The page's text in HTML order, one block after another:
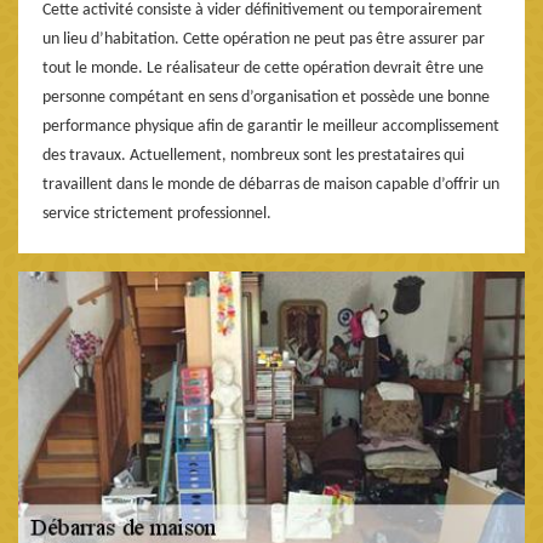
Cette activité consiste à vider définitivement ou temporairement
un lieu d’habitation. Cette opération ne peut pas être assurer par
tout le monde. Le réalisateur de cette opération devrait être une
personne compétant en sens d’organisation et possède une bonne
performance physique afin de garantir le meilleur accomplissement
des travaux. Actuellement, nombreux sont les prestataires qui
travaillent dans le monde de débarras de maison capable d’offrir un
service strictement professionnel.